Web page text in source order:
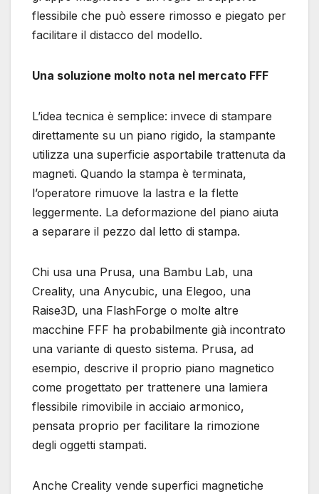
flessibile che può essere rimosso e piegato per
facilitare il distacco del modello.
Una soluzione molto nota nel mercato FFF
L’idea tecnica è semplice: invece di stampare
direttamente su un piano rigido, la stampante
utilizza una superficie asportabile trattenuta da
magneti. Quando la stampa è terminata,
l’operatore rimuove la lastra e la flette
leggermente. La deformazione del piano aiuta
a separare il pezzo dal letto di stampa.
Chi usa una Prusa, una Bambu Lab, una
Creality, una Anycubic, una Elegoo, una
Raise3D, una FlashForge o molte altre
macchine FFF ha probabilmente già incontrato
una variante di questo sistema. Prusa, ad
esempio, descrive il proprio piano magnetico
come progettato per trattenere una lamiera
flessibile rimovibile in acciaio armonico,
pensata proprio per facilitare la rimozione
degli oggetti stampati.
Anche Creality vende superfici magnetiche